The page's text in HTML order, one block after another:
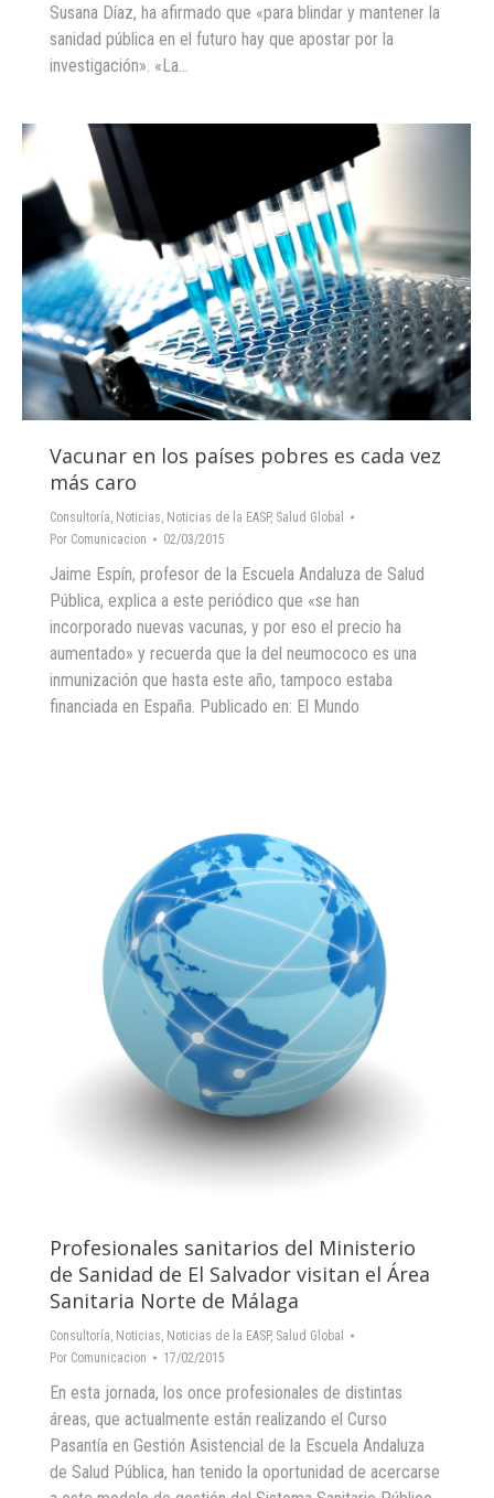
Susana Díaz, ha afirmado que «para blindar y mantener la
sanidad pública en el futuro hay que apostar por la
investigación». «La…
Vacunar en los países pobres es cada vez
más caro
Consultoría, Noticias, Noticias de la EASP, Salud Global
Por Comunicacion 02/03/2015
Jaime Espín, profesor de la Escuela Andaluza de Salud
Pública, explica a este periódico que «se han
incorporado nuevas vacunas, y por eso el precio ha
aumentado» y recuerda que la del neumococo es una
inmunización que hasta este año, tampoco estaba
financiada en España. Publicado en: El Mundo
Profesionales sanitarios del Ministerio
de Sanidad de El Salvador visitan el Área
Sanitaria Norte de Málaga
Consultoría, Noticias, Noticias de la EASP, Salud Global
Por Comunicacion 17/02/2015
En esta jornada, los once profesionales de distintas
áreas, que actualmente están realizando el Curso
Pasantía en Gestión Asistencial de la Escuela Andaluza
de Salud Pública, han tenido la oportunidad de acercarse